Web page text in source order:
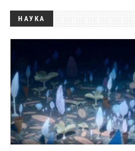
НАУКА